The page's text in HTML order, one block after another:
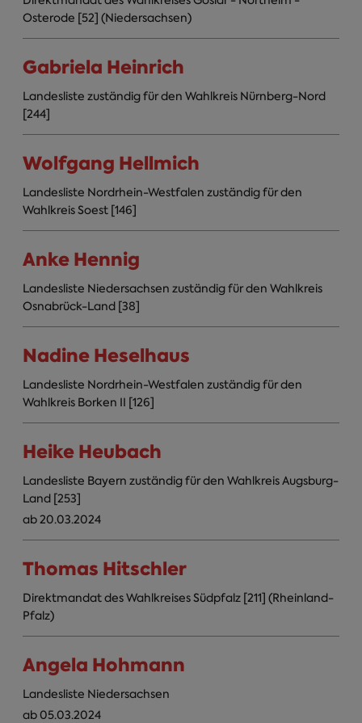
Osterode [52] (Niedersachsen)
Gabriela Heinrich
Landesliste zuständig für den Wahlkreis Nürnberg-Nord
[244]
Wolfgang Hellmich
Landesliste Nordrhein-Westfalen zuständig für den
Wahlkreis Soest [146]
Anke Hennig
Landesliste Niedersachsen zuständig für den Wahlkreis
Osnabrück-Land [38]
Nadine Heselhaus
Landesliste Nordrhein-Westfalen zuständig für den
Wahlkreis Borken II [126]
Heike Heubach
Landesliste Bayern zuständig für den Wahlkreis Augsburg-
Land [253]
ab 20.03.2024
Thomas Hitschler
Direktmandat des Wahlkreises Südpfalz [211] (Rheinland-
Pfalz)
Angela Hohmann
Landesliste Niedersachsen
ab 05.03.2024